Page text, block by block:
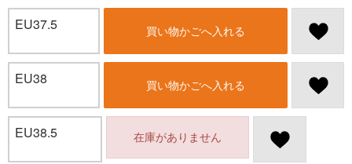
EU37.5 買い物かごへ入れる
EU38 買い物かごへ入れる
EU38.5 在庫がありません